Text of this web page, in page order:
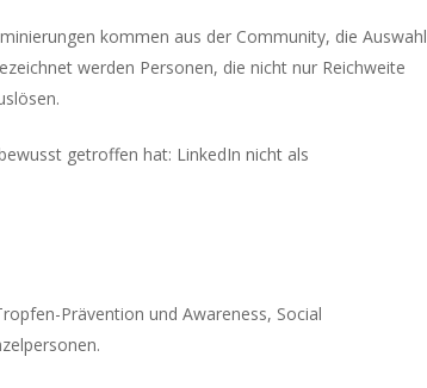
kommen aus der Community, die Auswahl
werden Personen, die nicht nur Reichweite
getroffen hat: LinkedIn nicht als
Prävention und Awareness, Social